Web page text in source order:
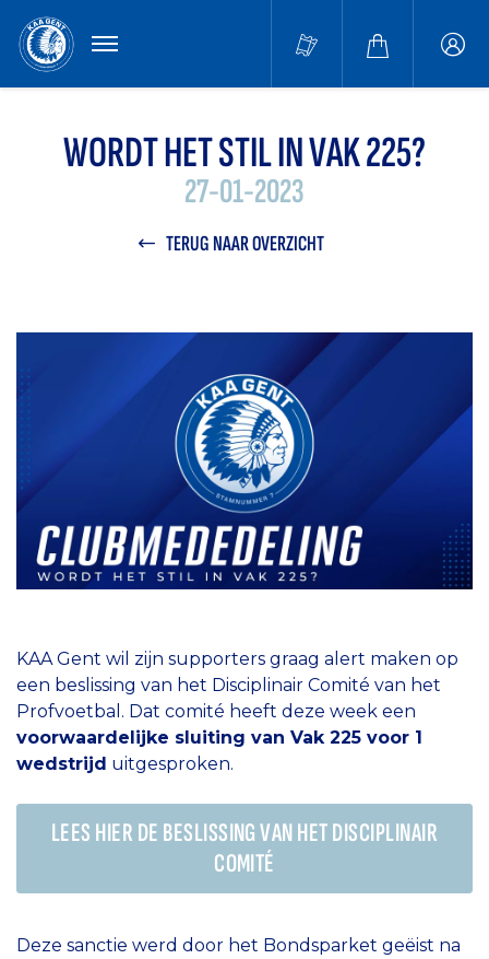
MENU
WORDT HET STIL IN VAK 225?
27-01-2023
TERUG NAAR OVERZICHT
KAA Gent wil zijn supporters graag alert maken op
een beslissing van het Disciplinair Comité van het
Profvoetbal. Dat comité heeft deze week een
voorwaardelijke sluiting van Vak 225 voor 1
wedstrijd uitgesproken.
LEES HIER DE BESLISSING VAN HET DISCIPLINAIR
COMITÉ
Deze sanctie werd door het Bondsparket geëist na